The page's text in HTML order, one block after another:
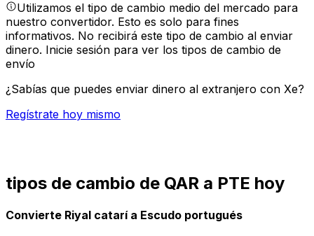
Utilizamos el tipo de cambio medio del mercado para
nuestro convertidor. Esto es solo para fines
informativos. No recibirá este tipo de cambio al enviar
dinero. Inicie sesión para ver los tipos de cambio de
envío
¿Sabías que puedes enviar dinero al extranjero con Xe?
Regístrate hoy mismo
tipos de cambio de QAR a PTE hoy
Convierte Riyal catarí a Escudo portugués